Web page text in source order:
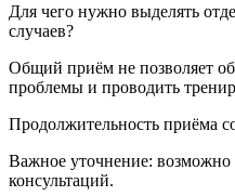
Для чего нужно выделять
случаев?
Общий приём не позволяет
проблемы и проводить
Продолжительность приёма
Важное уточнение: возможно
консультаций.